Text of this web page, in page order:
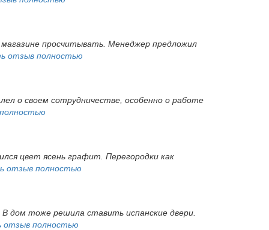
просчитывать. Менеджер предложил
отзыв полностью
о своем сотрудничестве, особенно о работе
цвет ясень графит. Перегородки как
отзыв полностью
дом тоже решила ставить испанские двери.
отзыв полностью